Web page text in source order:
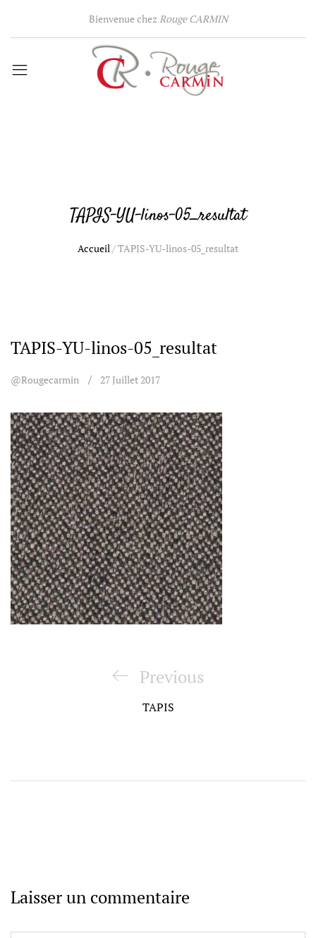
Bienvenue chez Rouge CARMIN
TAPIS-YU-linos-05_resultat
Accueil/TAPIS-YU-linos-05_resultat
TAPIS-YU-linos-05_resultat
@rougecarmin 27 Juillet 2017
Previous
Post
Previous
TAPIS
Laisser un commentaire